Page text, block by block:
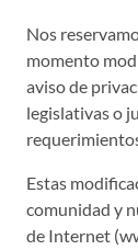
Nos
momento
aviso de
legislativas o
Estas
comunidad y
de Internet